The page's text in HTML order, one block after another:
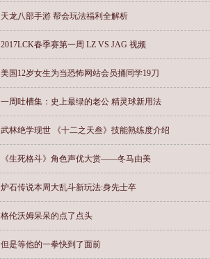
天龙八部手游 帮会玩法福利全解析
2017LCK春季赛第一周 LZ VS JAG 视频
美国12岁女生为当恐怖网站会员捅同学19刀
一周吐槽集：史上最绿的老公 精灵球新用法
武林绝学现世 《十二之天叁》技能熟练度介绍
《生死格斗》角色声优大赏——冬马由美
炉石传说本周大乱斗新玩法:身先士卒
格伦沃姆呆呆的点了点头
但是等他的一拳快到了面前